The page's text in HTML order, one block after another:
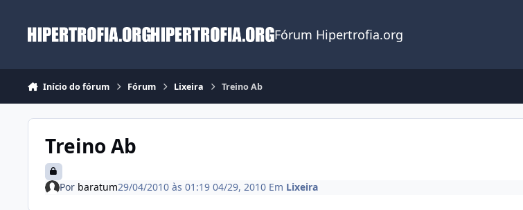
Fórum Hipertrofia.org
Início do fórum Fórum Lixeira Treino Ab
Treino Ab
Por baratum29/04/2010 às 01:19 04/29, 2010 Em Lixeira